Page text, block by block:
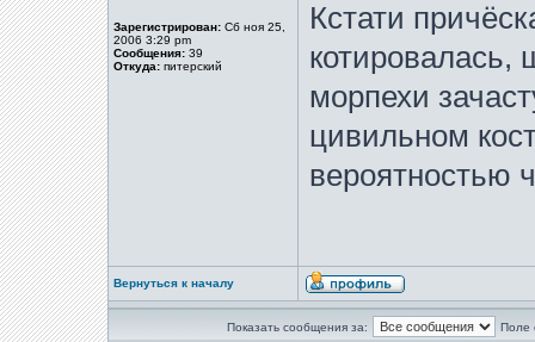
Зарегистрирован: Сб ноя 25,
2006 3:29 pm
Сообщения: 39
Откуда: питерский
Кстати
котировалась,
морпехи
цивильном
вероятностью
Вернуться к началу
Показать сообщения за: Поле